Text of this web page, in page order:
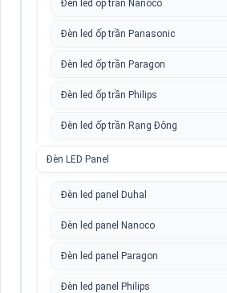
Đèn led ốp trần Nanoco
Đèn led ốp trần Panasonic
Đèn led ốp trần Paragon
Đèn led ốp trần Philips
Đèn led ốp trần Rạng Đông
Đèn LED Panel
Đèn led panel Duhal
Đèn led panel Nanoco
Đèn led panel Paragon
Đèn led panel Philips